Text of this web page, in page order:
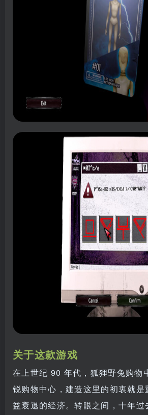
关于这款游戏
在上世纪 90 年代，狐狸野兔购物
锐购物中心，建造这里的初衷就是
益衰退的经济。转眼之间，十年过